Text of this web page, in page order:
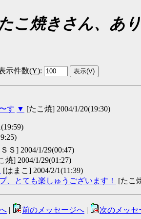
たこ焼きさん、あ
示件数(Y):
す ▼ [たこ焼] 2004/1/20(19:30)
Ｓ] 2004/1/29(00:47)
焼] 2004/1/29(01:27)
[はまこ] 2004/2/1(11:39)
、とても楽しゅうございます！ [たこ
| 前のメッセージへ | 次のメッセ